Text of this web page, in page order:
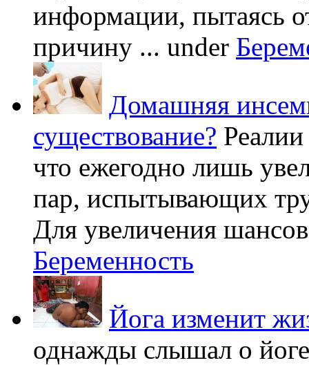
информации, пытаясь
причину ... under
Домашняя
существование?
что ежегодно лишь
пар, испытывающих
Для увеличения
Беременность
Йога изменит
однажды слышал о